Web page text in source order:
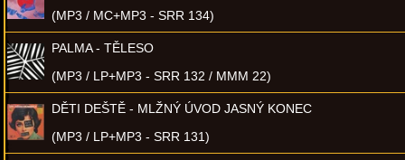
(MP3 / MC+MP3 - SRR 134)
PALMA - TĚLESO
(MP3 / LP+MP3 - SRR 132 / MMM 22)
DĚTI DEŠTĚ - MLŽNÝ ÚVOD JASNÝ KONEC
(MP3 / LP+MP3 - SRR 131)